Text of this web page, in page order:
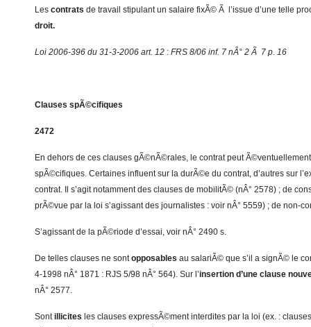
Les contrats de travail stipulant un salaire fixÃ© Ã l’issue d’une telle
droit.
Loi 2006-396 du 31-3-2006 art. 12 : FRS 8/06 inf. 7 nÂ° 2 Ã 7 p. 16
Clauses spÃ©cifiques
2472
En dehors de ces clauses gÃ©nÃ©rales, le contrat peut
spÃ©cifiques. Certaines influent sur la durÃ©e du contrat, d’autres sur
contrat. Il s’agit notamment des clauses de mobilitÃ© (nÂ° 2578) ; de
prÃ©vue par la loi s’agissant des journalistes : voir nÂ° 5559) ; de non-
S’agissant de la pÃ©riode d’essai, voir nÂ° 2490 s.
De telles clauses ne sontopposables au salariÃ© que s’il a signÃ© le
4-1998 nÂ° 1871 : RJS 5/98 nÂ° 564). Sur l’insertion d’une clause
nÂ° 2577.
Sontillicites les clauses expressÃ©ment interdites par la loi (ex. :